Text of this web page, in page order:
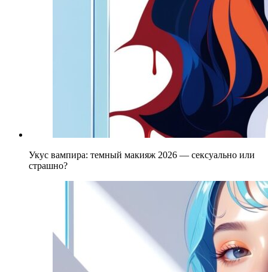
Укус вампира: темный макияж 2026 — сексуально или
страшно?